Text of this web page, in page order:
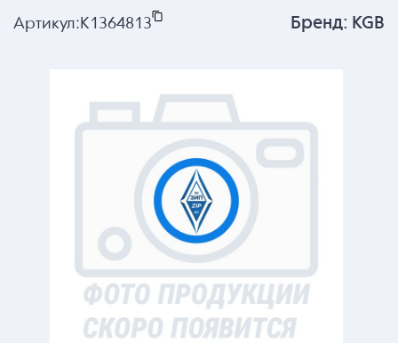
Артикул: K1364813 Бренд: KGB